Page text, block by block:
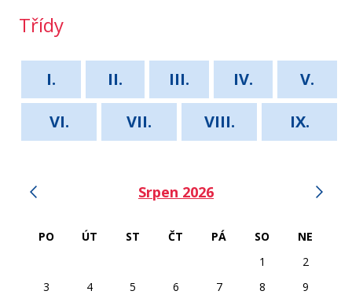
Třídy
I. II. III. IV.
V.
VI.
VII. VIII. IX.
Srpen 2026
PO ÚT ST ČT PÁ SO
NE
1
2
3
4 5 6 7 8
9